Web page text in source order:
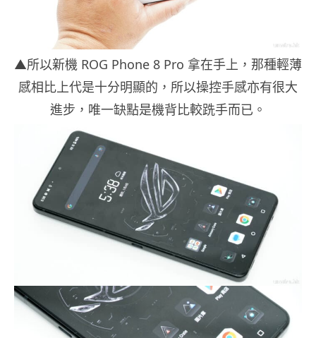
▲所以新機 ROG Phone 8 Pro 拿在手上，那種輕薄
感相比上代是十分明顯的，所以操控手感亦有很大
進步，唯一缺點是機背比較跣手而已。